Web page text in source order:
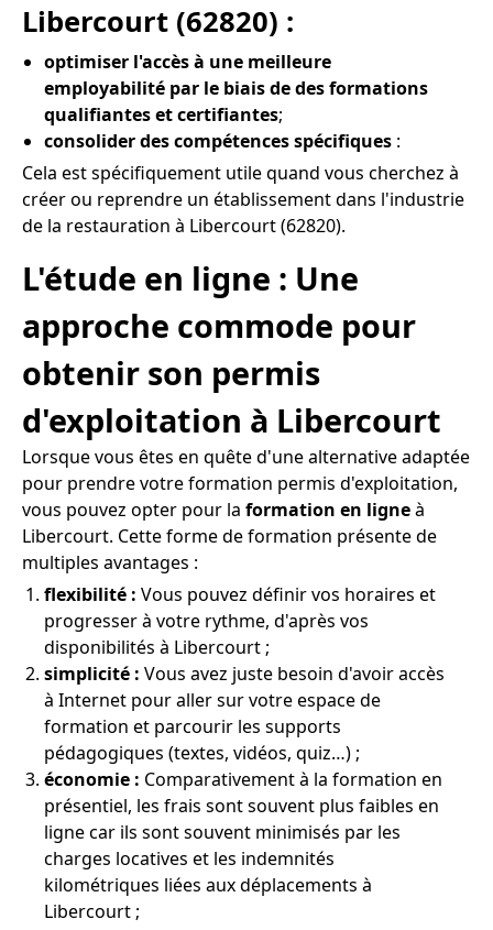
Libercourt (62820) :
optimiser l'accès à une meilleure
employabilité par le biais de des formations
qualifiantes et certifiantes;
consolider des compétences spécifiques :
Cela est spécifiquement utile quand vous cherchez à
créer ou reprendre un établissement dans l'industrie
de la restauration à Libercourt (62820).
L'étude en ligne : Une
approche commode pour
obtenir son permis
d'exploitation à Libercourt
Lorsque vous êtes en quête d'une alternative adaptée
pour prendre votre formation permis d'exploitation,
vous pouvez opter pour la formation en ligneà
Libercourt. Cette forme de formation présente de
multiples avantages :
flexibilité : Vous pouvez définir vos horaires et
progresser à votre rythme, d'après vos
disponibilités à Libercourt ;
simplicité : Vous avez juste besoin d'avoir accès
à Internet pour aller sur votre espace de
formation et parcourir les supports
pédagogiques (textes, vidéos, quiz…) ;
économie : Comparativement à la formation en
présentiel, les frais sont souvent plus faibles en
ligne car ils sont souvent minimisés par les
charges locatives et les indemnités
kilométriques liées aux déplacements à
Libercourt ;